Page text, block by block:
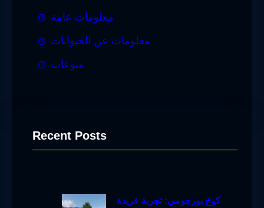
معلومات عامة
معلومات عن الحيوانات
منوعات
Recent Posts
كوخ بورجومي: تجربة فريدة